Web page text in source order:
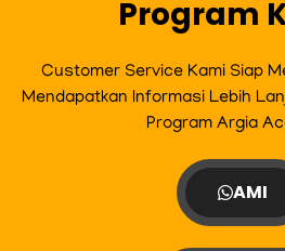
Program
Customer Service Kami Siap
Mendapatkan Informasi Lebih
Program Argia
AMI